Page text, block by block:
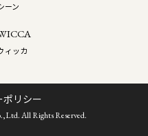
ーン
ィッカ
ポリシー
All Rights Reserved.